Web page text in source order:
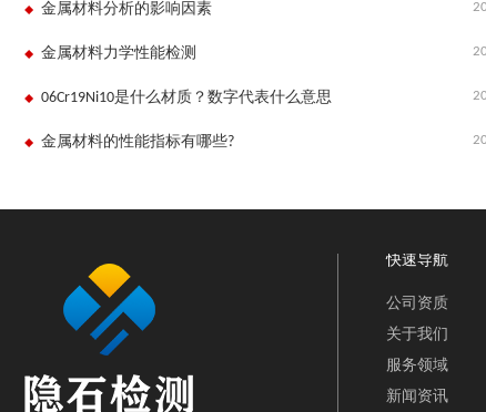
金属材料分析的影响因素
金属材料力学性能检测
06Cr19Ni10是什么材质？数字代表什么意思
金属材料的性能指标有哪些?
快速导航
公司资质
关于我们
服务领域
新闻资讯